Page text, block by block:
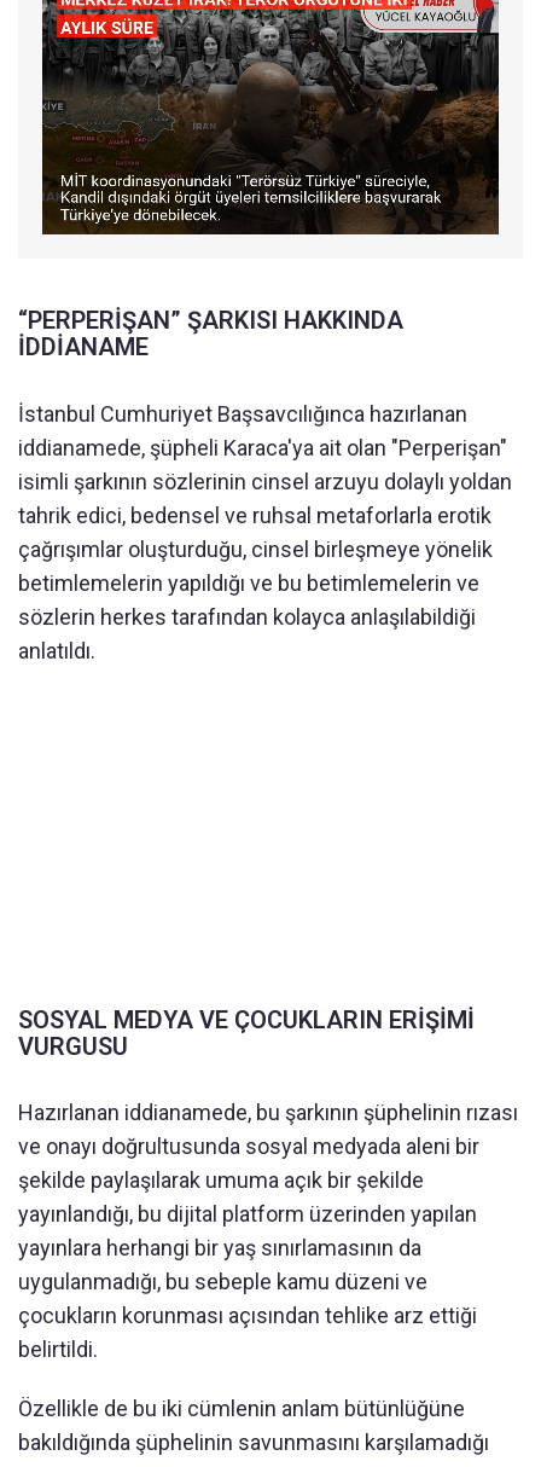
“PERPERİŞAN” ŞARKISI HAKKINDA
İDDİANAME
İstanbul Cumhuriyet Başsavcılığınca hazırlanan
iddianamede, şüpheli Karaca'ya ait olan "Perperişan"
isimli şarkının sözlerinin cinsel arzuyu dolaylı yoldan
tahrik edici, bedensel ve ruhsal metaforlarla erotik
çağrışımlar oluşturduğu, cinsel birleşmeye yönelik
betimlemelerin yapıldığı ve bu betimlemelerin ve
sözlerin herkes tarafından kolayca anlaşılabildiği
anlatıldı.
SOSYAL MEDYA VE ÇOCUKLARIN ERİŞİMİ
VURGUSU
Hazırlanan iddianamede, bu şarkının şüphelinin rızası
ve onayı doğrultusunda sosyal medyada aleni bir
şekilde paylaşılarak umuma açık bir şekilde
yayınlandığı, bu dijital platform üzerinden yapılan
yayınlara herhangi bir yaş sınırlamasının da
uygulanmadığı, bu sebeple kamu düzeni ve
çocukların korunması açısından tehlike arz ettiği
belirtildi.
Özellikle de bu iki cümlenin anlam bütünlüğüne
bakıldığında şüphelinin savunmasını karşılamadığı